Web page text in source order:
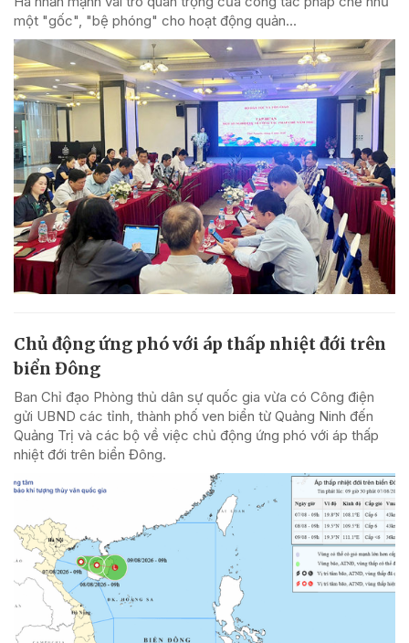
một "gốc", "bệ phóng" cho hoạt động quản...
Chủ động ứng phó với áp thấp nhiệt đới trên
biển Đông
Ban Chỉ đạo Phòng thủ dân sự quốc gia vừa có Công điện
gửi UBND các tỉnh, thành phố ven biển từ Quảng Ninh đến
Quảng Trị và các bộ về việc chủ động ứng phó với áp thấp
nhiệt đới trên biển Đông.